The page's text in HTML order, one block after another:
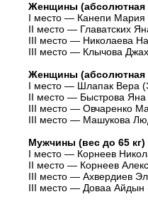
Женщины (абсолютная
I место — Канепи
II место — Главатских
III место — Николаева
III место — Клычова
Женщины (абсолютная
I место — Шлапак Вера
II место — Быстрова Яна
III место — Овчаренко
III место — Машукова
Мужчины (вес до 65 кг)
I место — Корнеев
II место — Корнеев
III место — Ахвердиев
III место — Доваа Айдын